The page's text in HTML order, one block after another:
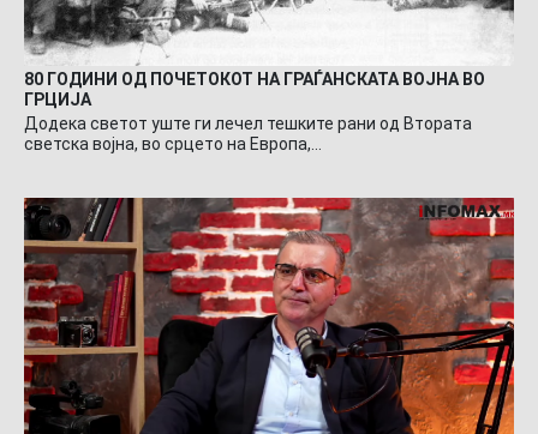
80 ГОДИНИ ОД ПОЧЕТОКОТ НА ГРАЃАНСКАТА ВОЈНА ВО
ГРЦИЈА
Додека светот уште ги лечел тешките рани од Втората
светска војна, во срцето на Европа,…